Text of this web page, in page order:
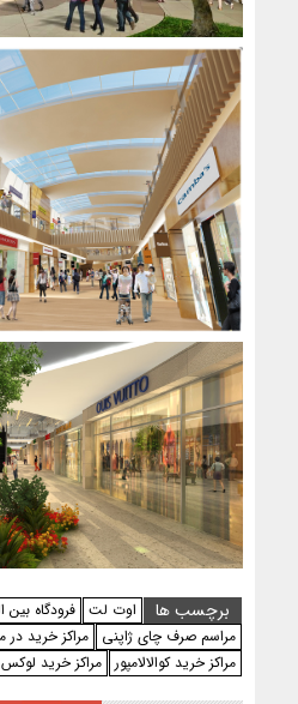
برچسب ها اوت لت فرودگاه بین
مراسم صرف چای ژاپنی
مراکز خرید در
مراکز خرید کوالالامپور مراکز خرید لوکس